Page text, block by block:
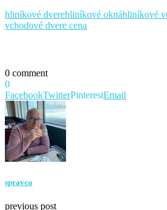
hliníkové dverehliníkové oknáhliníkové
vchodové dvere cena
0 comment
0
FacebookTwitterPinterestEmail
spravca
previous post